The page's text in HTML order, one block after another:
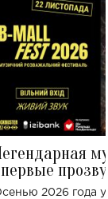
где
2026 года